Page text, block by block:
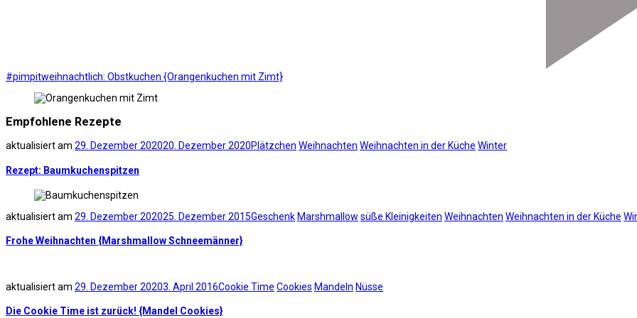
#pimpitweihnachtlich: Obstkuchen {Orangenkuchen mit Zimt}
Empfohlene Rezepte
aktualisiert am 29. Dezember 202020. Dezember 2020Plätzchen Weihnachten Weihnachten in der Küche Winter
Rezept: Baumkuchenspitzen
aktualisiert am 29. Dezember 202025. Dezember 2015GeschenkMarshmallow süße Kleinigkeiten Weihnachten Weihnachten in der Küche
Frohe Weihnachten {Marshmallow Schneemänner}
aktualisiert am 29. Dezember 20203. April 2016Cookie Time Cookies Mandeln Nüsse
Die Cookie Time ist zurück! {Mandel Cookies}